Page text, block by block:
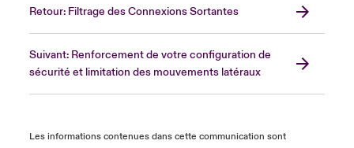
Retour: Filtrage des Connexions Sortantes
Suivant: Renforcement de votre configuration de
sécurité et limitation des mouvements latéraux
Les informations contenues dans cette communication sont